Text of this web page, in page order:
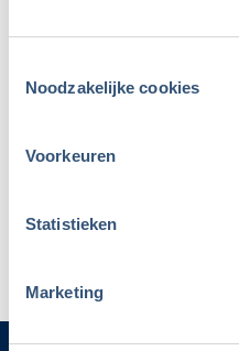
Noodzakelijke cookies
Voorkeuren
Statistieken
Marketing
Niet meer